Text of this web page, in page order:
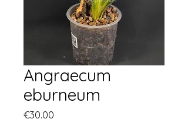
Angraecum
eburneum
€30.00